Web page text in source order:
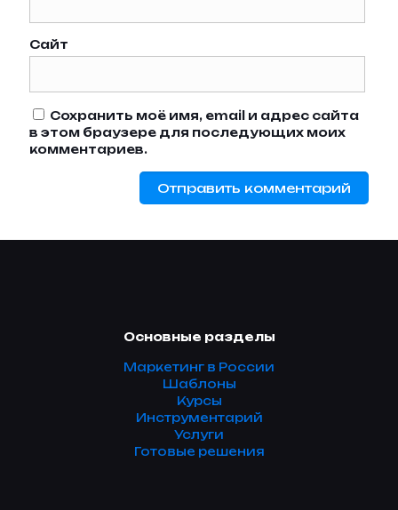
Сайт
Сохранить моё имя, email и адрес сайта
в этом браузере для последующих моих
комментариев.
Основные разделы
Маркетинг в России
Шаблоны
Курсы
Инструментарий
Услуги
Готовые решения